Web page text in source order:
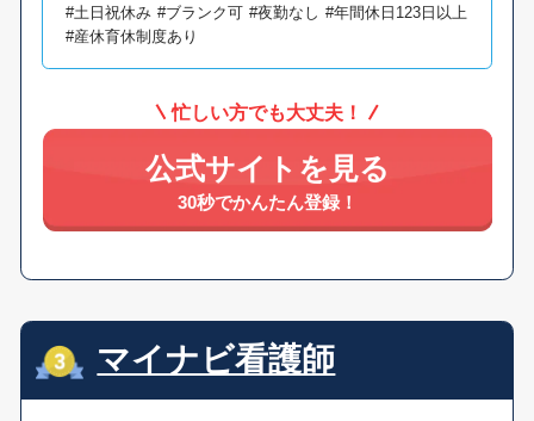
#土日祝休み #ブランク可 #夜勤なし #年間休日123日以上
#産休育休制度あり
忙しい方でも大丈夫！
公式サイトを見る
30秒でかんたん登録！
マイナビ看護師